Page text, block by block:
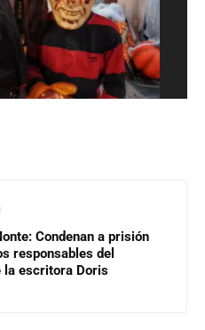
Condenan a prisión
responsables del
la escritora Doris